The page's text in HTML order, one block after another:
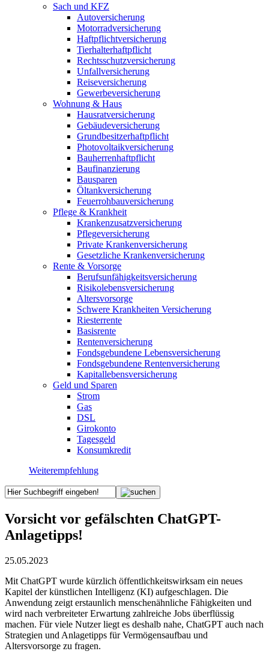
Sach und KFZ
Autoversicherung
Motorradversicherung
Haftpflichtversicherung
Tierhalterhaftpflicht
Rechtsschutzversicherung
Unfallversicherung
Reiseversicherung
Gewerbeversicherung
Wohnung & Haus
Hausratversicherung
Gebäudeversicherung
Grundbesitzerhaftpflicht
Photovoltaikversicherung
Bauherrenhaftpflicht
Baufinanzierung
Bausparen
Öltankversicherung
Feuerrohbauversicherung
Pflege & Krankheit
Krankenzusatzversicherung
Pflegeversicherung
Private Krankenversicherung
Gesetzliche Krankenversicherung
Rente & Vorsorge
Berufs­unfähigkeitsversicherung
Risikolebensversicherung
Altersvorsorge
Schwere Krankheiten Versicherung
Riesterrente
Basisrente
Rentenversicherung
Fondsgebundene Lebensversicherung
Fondsgebundene Rentenversicherung
Kapitallebensversicherung
Geld und Sparen
Strom
Gas
DSL
Girokonto
Tagesgeld
Konsumkredit
Weiterempfehlung
Vorsicht vor gefälschten ChatGPT-
Anlagetipps!
25.05.2023
Mit ChatGPT wurde kürzlich öffentlichkeitswirksam ein neues
Kapitel der künstlichen Intelligenz (KI) aufgeschlagen. Die
Anwendung zeigt erstaunlich menschenähnliche Fähigkeiten und
wird nach verbreiteter Erwartung zahlreiche Jobs überflüssig
machen. Für viele Nutzer liegt es deshalb nahe, ChatGPT auch nach
Strategien und Anlagetipps für Vermögensaufbau und
Altersvorsorge zu fragen.